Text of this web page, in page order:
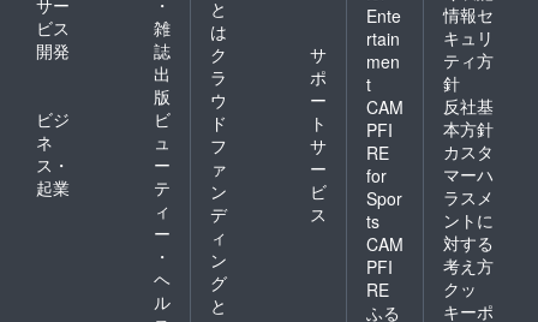
サー
ビス
開発
・
雑
誌
出
版
ビジ
ネ
ス・
起業
ビ
ュ
ー
テ
ィ
ー
・
ヘ
ル
と
は
ク
ラ
ウ
ド
フ
ァ
ン
デ
ィ
ン
グ
と
サ
ポ
ー
ト
サ
ー
ビ
ス
Ente
rtain
men
t
CAM
PFI
RE
for
Spor
ts
CAM
PFI
RE
ふる
情報セ
キュリ
ティ方
針
反社基
本方針
カスタ
マーハ
ラスメ
ントに
対する
考え方
クッ
キーポ